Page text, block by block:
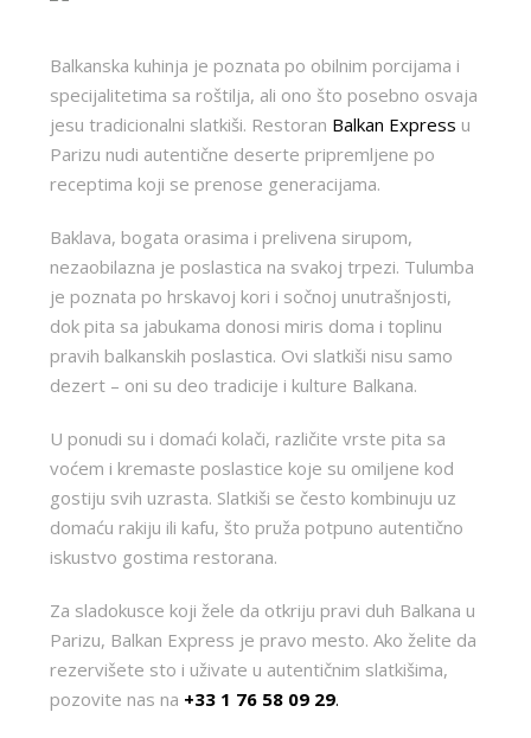
Balkanska kuhinja je poznata po obilnim porcijama i
specijalitetima sa roštilja, ali ono što posebno osvaja
jesu tradicionalni slatkiši. Restoran Balkan Express u
Parizu nudi autentične deserte pripremljene po
receptima koji se prenose generacijama.
Baklava, bogata orasima i prelivena sirupom,
nezaobilazna je poslastica na svakoj trpezi. Tulumba
je poznata po hrskavoj kori i sočnoj unutrašnjosti,
dok pita sa jabukama donosi miris doma i toplinu
pravih balkanskih poslastica. Ovi slatkiši nisu samo
dezert – oni su deo tradicije i kulture Balkana.
U ponudi su i domaći kolači, različite vrste pita sa
voćem i kremaste poslastice koje su omiljene kod
gostiju svih uzrasta. Slatkiši se često kombinuju uz
domaću rakiju ili kafu, što pruža potpuno autentično
iskustvo gostima restorana.
Za sladokusce koji žele da otkriju pravi duh Balkana u
Parizu, Balkan Express je pravo mesto. Ako želite da
rezervišete sto i uživate u autentičnim slatkišima,
pozovite nas na +33 1 76 58 09 29.